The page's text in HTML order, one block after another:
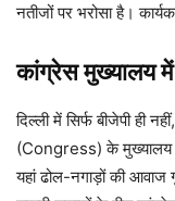
नतीजों पर भरोसा है।
कांग्रेस मुख्यालय में
दिल्ली में सिर्फ बीजेपी
(Congress) के मुख्यालय
यहां ढोल-नगाड़ों की